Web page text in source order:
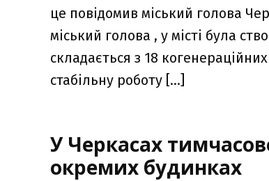
це повідомив міський голова
міський голова , у місті була
складається з 18
стабільну роботу […]
У Черкасах
окремих будинках